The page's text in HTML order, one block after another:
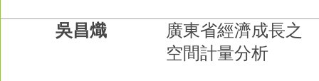
吳昌熾
廣東省經濟成長之
空間計量分析